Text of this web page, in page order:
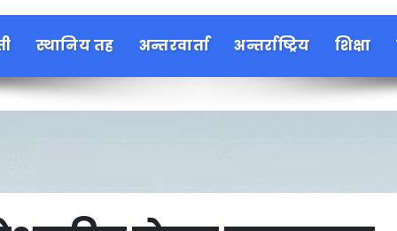
स्थानिय तह अन्तरवार्ता अन्तर्राष्ट्रिय शिक्षा